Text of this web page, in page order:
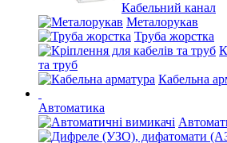
Кабельний канал
Металорукав
Труба жорстка
та труб
Кабельна
Автоматика